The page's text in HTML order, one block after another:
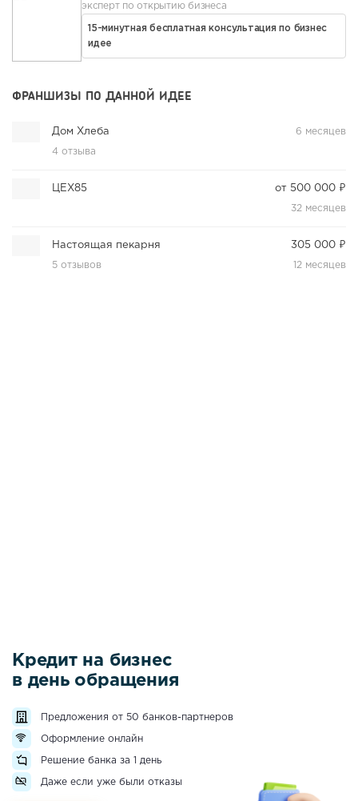
эксперт по открытию бизнеса
15-минутная бесплатная консультация по бизнес
идее
ФРАНШИЗЫ ПО ДАННОЙ ИДЕЕ
Дом Хлеба
4 отзыва
6 месяцев
ЦЕХ85 от 500 000 ₽
32 месяцев
Настоящая пекарня
5 отзывов
305 000 ₽
12 месяцев
Кредит на бизнес
в день обращения
Предложения от 50 банков-партнеров
Оформление онлайн
Решение банка за 1 день
Даже если уже были отказы